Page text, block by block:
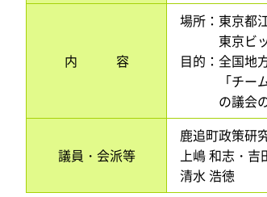
内 容
場所：東京都
東京ビッ
目的：全国地
「チーム議
の議会の
議員・会派等
鹿追町政策
上嶋 和志・吉
清水 浩徳